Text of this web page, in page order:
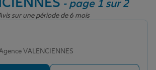
- page 1 sur 2
sur une période de 6 mois
VALENCIENNES